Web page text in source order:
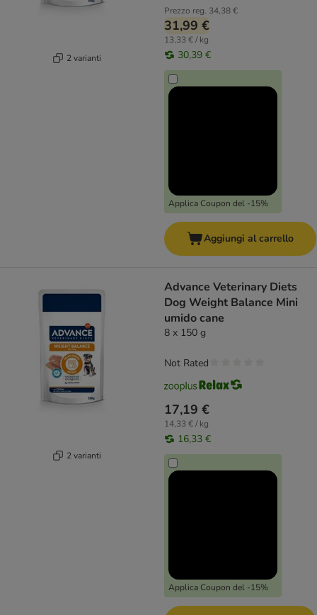
2 varianti
Prezzo reg. 34,38 €
31,99 €
13,33 € / kg
30,39 €
Applica Coupon del -15%
Aggiungi al carrello
2 varianti
Advance Veterinary Diets
Dog Weight Balance Mini
umido cane
8 x 150 g
17,19 €
14,33 € / kg
16,33 €
Applica Coupon del -15%
Not Rated